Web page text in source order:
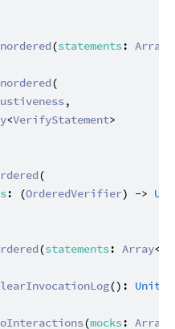
(statements: Array
(
,
<VerifyStatement>
(
: (OrderedVerifier) ->
(statements: Array<
(): Unit
(mocks: Array